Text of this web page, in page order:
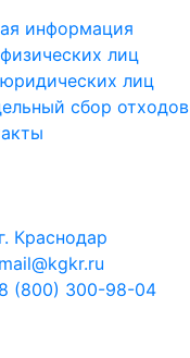
информация
лиц
лиц
сбор отходов
г. Краснодар
mail@kgkr.ru
8 (800) 300-98-04